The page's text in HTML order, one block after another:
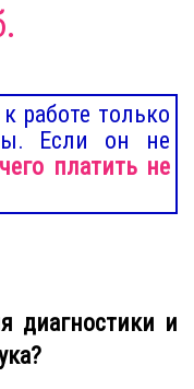
работе только
Если он не
платить не
диагностики и